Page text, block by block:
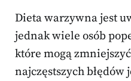
Dieta warzywna jest
jednak wiele osób
które mogą
najczęstszych błędów